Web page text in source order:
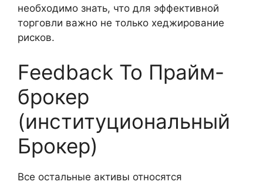
необходимо знать, что для эффективной
торговли важно не только хеджирование
рисков.
Feedback To Прайм-
брокер
(институциональный
Брокер)
Все остальные активы относятся